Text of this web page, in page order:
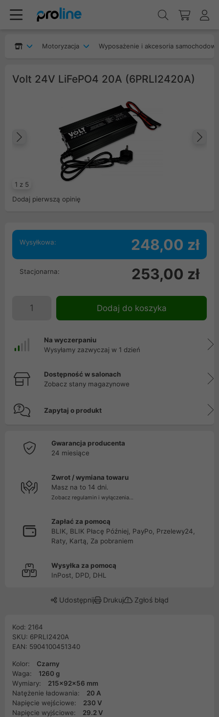
Motoryzacja Wyposażenie i akcesoria
Volt 24V LiFePO4 20A (6PRLI2420A)
1 z 5
Poprzedni
Dodaj pierwszą opinię
Wysyłkowa: 248,00 zł
Stacjonarna: 253,00 zł
Dodaj do koszyka
Na wyczerpaniu
Wysyłamy zazwyczaj w 1 dzień
Dostępność w salonach
Zobacz stany magazynowe
Zapytaj o produkt
Gwarancja producenta
24 miesiące
Zwrot / wymiana towaru
Masz na to 14 dni.
Zobacz regulamin i wyłączenia...
Zapłać za pomocą
BLIK, BLIK Płacę Później, PayPo, Przelewy24,
Raty, Kartą, Za pobraniem
Wysyłka za pomocą
InPost, DPD, DHL
Udostępnij Drukuj Zgłoś błąd
Kod: 2164
SKU: 6PRLI2420A
EAN: 5904100451340
Kolor:
Czarny
Waga:
1260 g
Wymiary:
215x92x56 mm
Natężenie ładowania:
20 A
Napięcie wejściowe:
230 V
Napięcie wyjściowe:
29.2 V